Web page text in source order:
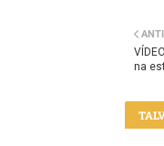
na